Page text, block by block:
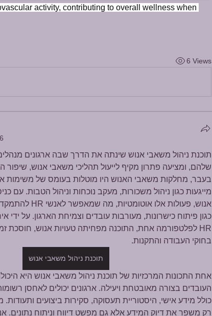
activity, contributing to overall wellness when
6 Views
בחוקי העבודה והתקנות.
תוכנת ניהול משאבי אנוש